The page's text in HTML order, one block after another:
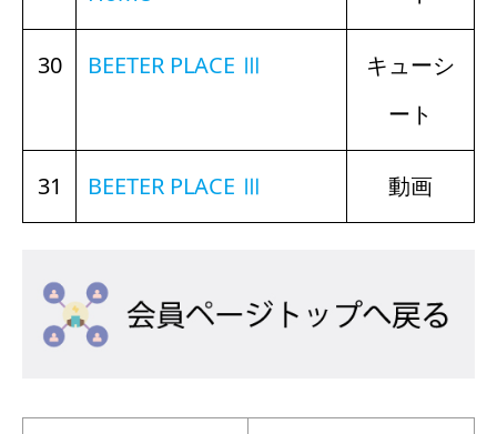
30 BEETER PLACE Ⅲ
キューシ
ート
31 BEETER PLACE Ⅲ 動画